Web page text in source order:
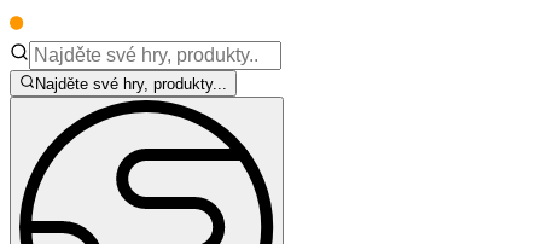
Najděte své hry, produkty...